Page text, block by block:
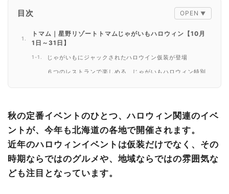
目次
トマム｜星野リゾートトマムじゃがいもハロウィン【10月
1日～31日】
じゃがいもにジャックされたハロウイン仮装が登場
６つのレストランで楽しめる、じゃがいもハロウィン特別
札幌｜白い恋人パークにゃハロウィン
チョコレートパイサンドコース【9月1日（(月)）～10月3
1日（金）】※期間限定トッピング
かぼちゃのランタンづくり【10月25日(土)】
仮装で入館無料【10月25日(土)、26日(日)】
秋の定番イベントのひとつ、ハロウィン関連のイベ
ントが、今年も北海道の各地で開催されます。
近年のハロウィンイベントは仮装だけでなく、その
時期ならではのグルメや、地域ならではの雰囲気な
ども注目となっています。